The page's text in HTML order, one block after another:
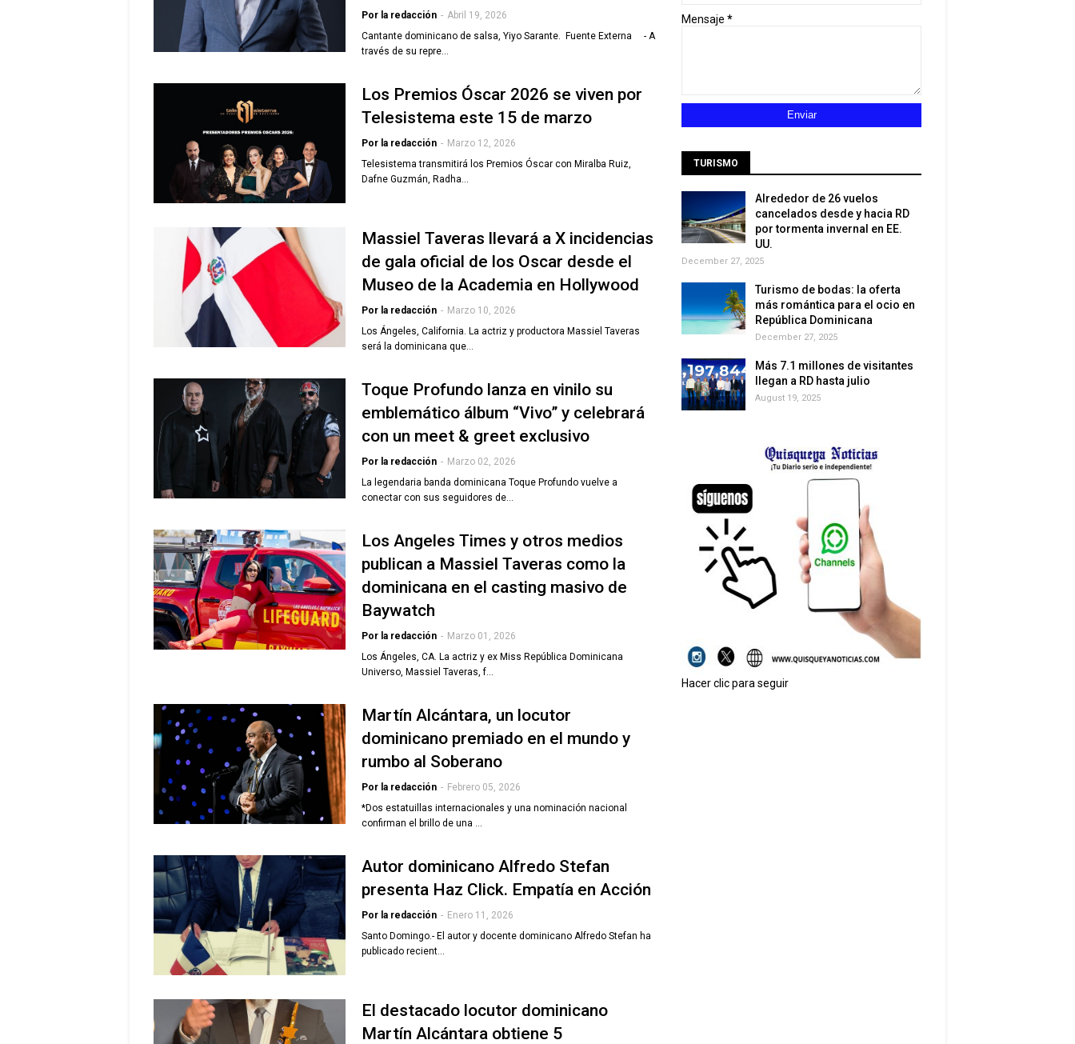
Por la redacción - Abril 19, 2026
Cantante dominicano de salsa, Yiyo Sarante. Fuente Externa - A
través de su repre…
Los Premios Óscar 2026 se viven por
Telesistema este 15 de marzo
Por la redacción - Marzo 12, 2026
Telesistema transmitirá los Premios Óscar con Miralba Ruiz,
Dafne Guzmán, Radha…
Massiel Taveras llevará a X incidencias
de gala oficial de los Oscar desde el
Museo de la Academia en Hollywood
Por la redacción - Marzo 10, 2026
Los Ángeles, California. La actriz y productora Massiel Taveras
será la dominicana que…
Toque Profundo lanza en vinilo su
emblemático álbum “Vivo” y celebrará
con un meet & greet exclusivo
Por la redacción - Marzo 02, 2026
La legendaria banda dominicana Toque Profundo vuelve a
conectar con sus seguidores de…
Los Angeles Times y otros medios
publican a Massiel Taveras como la
dominicana en el casting masivo de
Baywatch
Por la redacción - Marzo 01, 2026
Los Ángeles, CA. La actriz y ex Miss República Dominicana
Universo, Massiel Taveras, f…
Martín Alcántara, un locutor
dominicano premiado en el mundo y
rumbo al Soberano
Por la redacción - Febrero 05, 2026
*Dos estatuillas internacionales y una nominación nacional
confirman el brillo de una …
Autor dominicano Alfredo Stefan
presenta Haz Click. Empatía en Acción
Por la redacción - Enero 11, 2026
Santo Domingo.- El autor y docente dominicano Alfredo Stefan ha
publicado recient…
El destacado locutor dominicano
Martín Alcántara obtiene 5
Mensaje *
TURISMO
Alrededor de 26 vuelos
cancelados desde y hacia RD
por tormenta invernal en EE.
UU.
December 27, 2025
Turismo de bodas: la oferta
más romántica para el ocio en
República Dominicana
December 27, 2025
Más 7.1 millones de visitantes
llegan a RD hasta julio
August 19, 2025
Hacer clic para seguir